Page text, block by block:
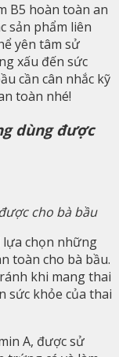
B5 hoàn toàn an
sản phẩm liên
yên tâm sử
xấu đến sức
cần cân nhắc kỹ
toàn nhé!
dùng được
cho bà bầu
lựa chọn những
toàn cho bà bầu.
khi mang thai
sức khỏe của thai
A, được sử